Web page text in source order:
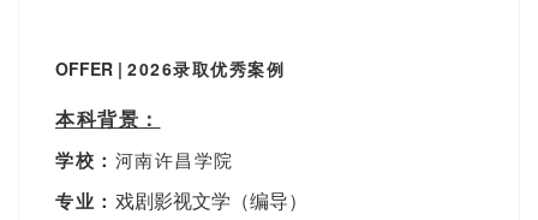
OFFER | 2026录取优秀案例
本科背景：
学校： 河南许昌学院
专业： 戏剧影视文学（编导）